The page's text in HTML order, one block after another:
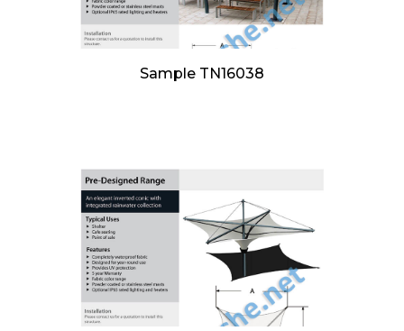
Sample TN16038